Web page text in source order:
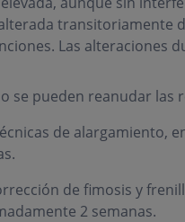
transitoriamente
Las alteraciones
se pueden reanudar las
de alargamiento,
de fimosis y
2 semanas.